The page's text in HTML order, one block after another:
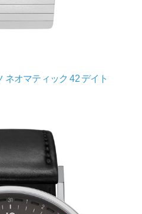
ネオマティック 42 デイト